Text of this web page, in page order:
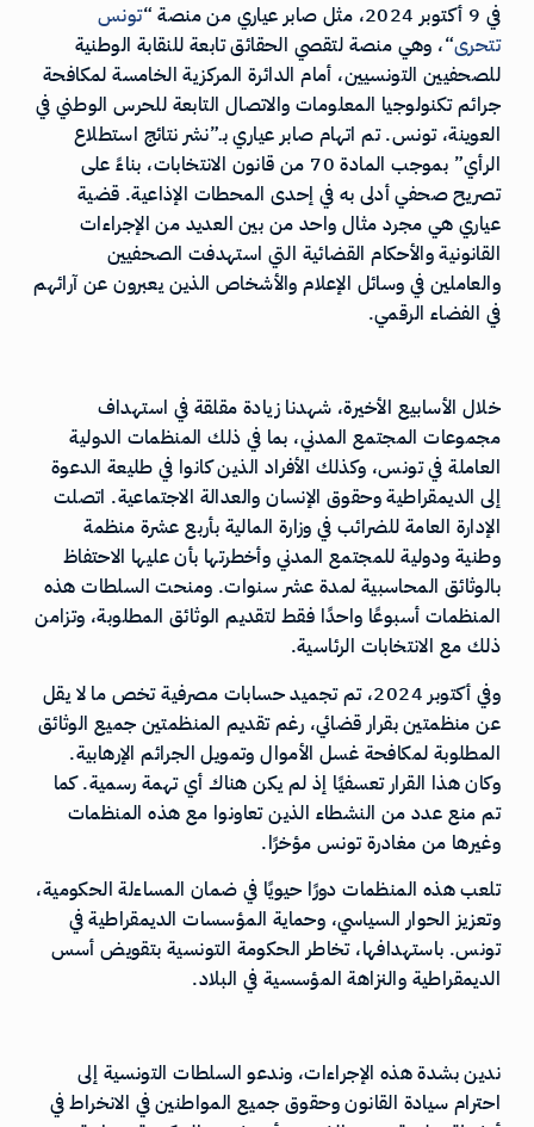
في 9 أكتوبر 2024، مثل صابر عياري من منصة “
تونس
تتحرى“، وهي منصة لتقصي الحقائق تابعة للنقابة الوطنية
للصحفيين التونسيين، أمام الدائرة المركزية الخامسة لمكافحة
جرائم تكنولوجيا المعلومات والاتصال التابعة للحرس الوطني في
العوينة، تونس. تم اتهام صابر عياري بـ”نشر نتائج استطلاع
الرأي” بموجب المادة 70 من قانون الانتخابات، بناءً على
تصريح صحفي أدلى به في إحدى المحطات الإذاعية. قضية
عياري هي مجرد مثال واحد من بين العديد من الإجراءات
القانونية والأحكام القضائية التي استهدفت الصحفيين
والعاملين في وسائل الإعلام والأشخاص الذين يعبرون عن آرائهم
في الفضاء الرقمي.
خلال الأسابيع الأخيرة، شهدنا زيادة مقلقة في استهداف
مجموعات المجتمع المدني، بما في ذلك المنظمات الدولية
العاملة في تونس، وكذلك الأفراد الذين كانوا في طليعة الدعوة
إلى الديمقراطية وحقوق الإنسان والعدالة الاجتماعية. اتصلت
الإدارة العامة للضرائب في وزارة المالية بأربع عشرة منظمة
وطنية ودولية للمجتمع المدني وأخطرتها بأن عليها الاحتفاظ
بالوثائق المحاسبية لمدة عشر سنوات. ومنحت السلطات هذه
المنظمات أسبوعًا واحدًا فقط لتقديم الوثائق المطلوبة، وتزامن
ذلك مع الانتخابات الرئاسية.
وفي أكتوبر 2024، تم تجميد حسابات مصرفية تخص ما لا يقل
عن منظمتين بقرار قضائي، رغم تقديم المنظمتين جميع الوثائق
المطلوبة لمكافحة غسل الأموال وتمويل الجرائم الإرهابية.
وكان هذا القرار تعسفيًا إذ لم يكن هناك أي تهمة رسمية. كما
تم منع عدد من النشطاء الذين تعاونوا مع هذه المنظمات
وغيرها من مغادرة تونس مؤخرًا.
تلعب هذه المنظمات دورًا حيويًا في ضمان المساءلة الحكومية،
وتعزيز الحوار السياسي، وحماية المؤسسات الديمقراطية في
تونس. باستهدافها، تخاطر الحكومة التونسية بتقويض أسس
الديمقراطية والنزاهة المؤسسية في البلاد.
ندين بشدة هذه الإجراءات، وندعو السلطات التونسية إلى
احترام سيادة القانون وحقوق جميع المواطنين في الانخراط في